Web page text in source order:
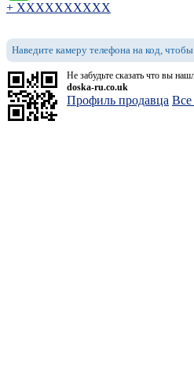
+ XXXXXXXXXX
Наведите камеру телефона на код,
Не забудьте сказать что вы
doska-ru.co.uk
Профиль продавца Все